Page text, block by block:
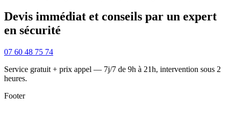
Devis immédiat et conseils par un expert
en sécurité
07 60 48 75 74
Service gratuit + prix appel — 7j/7 de 9h à 21h, intervention sous 2
heures.
Footer